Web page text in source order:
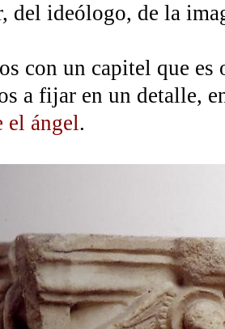
del ideólogo, de la
con un capitel que
a fijar en un detalle,
el ángel.